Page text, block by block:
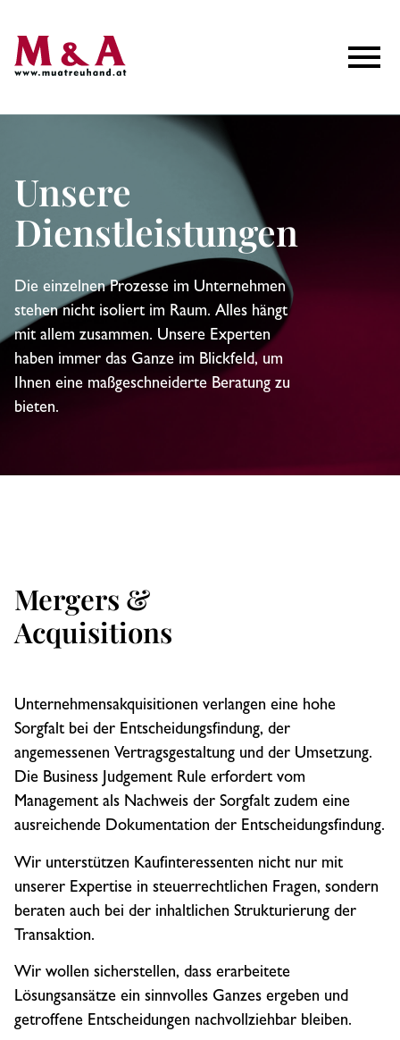
M&A Treuhand Toggle
Unsere
Dienstleistungen
Die einzelnen Prozesse im Unternehmen
stehen nicht isoliert im Raum. Alles hängt
mit allem zusammen. Unsere Experten
haben immer das Ganze im Blickfeld, um
Ihnen eine maßgeschneiderte Beratung zu
bieten.
Mergers &
Acquisitions
Unternehmensakquisitionen verlangen eine hohe
Sorgfalt bei der Entscheidungsfindung, der
angemessenen Vertragsgestaltung und der Umsetzung.
Die Business Judgement Rule erfordert vom
Management als Nachweis der Sorgfalt zudem eine
ausreichende Dokumentation der Entscheidungsfindung.
Wir unterstützen Kaufinteressenten nicht nur mit
unserer Expertise in steuerrechtlichen Fragen, sondern
beraten auch bei der inhaltlichen Strukturierung der
Transaktion.
Wir wollen sicherstellen, dass erarbeitete
Lösungsansätze ein sinnvolles Ganzes ergeben und
getroffene Entscheidungen nachvollziehbar bleiben.